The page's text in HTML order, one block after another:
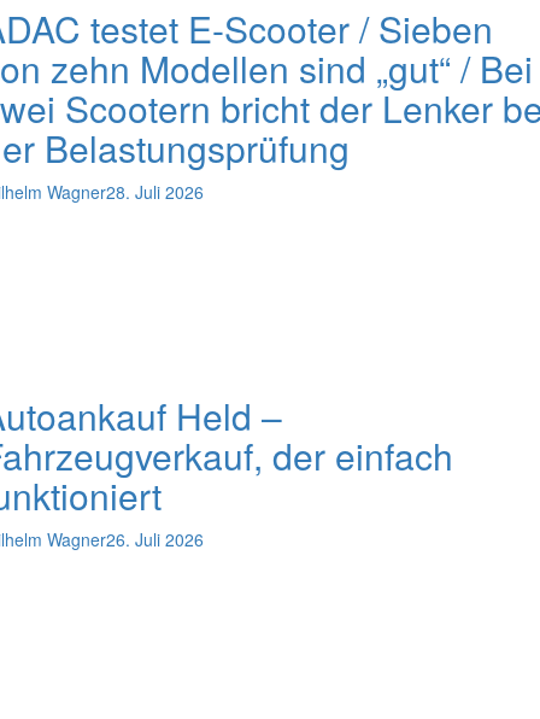
testet E-Scooter / Sieben
zehn Modellen sind „gut“ / Bei
Scootern bricht der Lenker
Belastungsprüfung
Wagner28. Juli 2026
Held –
der einfach
Wagner26. Juli 2026